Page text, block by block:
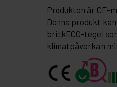
Produkten är CE-
Denna produkt
brickECO-tegel
klimatpåverkan